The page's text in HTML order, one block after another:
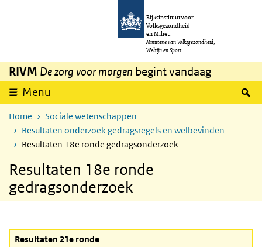
Overslaan en naar de inhoud gaan
Rijksinstituut voor
Volksgezondheid
en Milieu
Ministerie van Volksgezondheid,
Welzijn en Sport
RIVM De zorg voor morgen begint vandaag
Menu
Home
Sociale wetenschappen
Resultaten onderzoek gedragsregels en welbevinden
Resultaten 18e ronde gedragsonderzoek
Resultaten 18e ronde
gedragsonderzoek
Resultaten 21e ronde